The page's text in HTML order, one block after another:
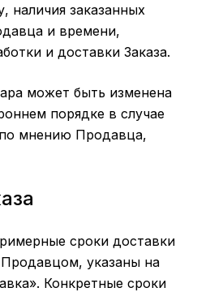
наличия заказанных
и времени,
и доставки Заказа.
может быть изменена
порядке в случае
мнению Продавца,
сроки доставки
указаны на
. Конкретные сроки